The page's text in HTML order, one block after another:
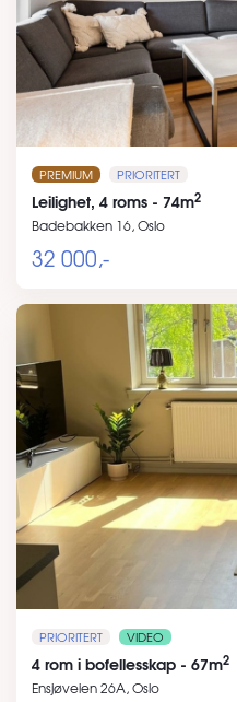
PREMIUM PRIORITERT
Leilighet, 4 roms - 74m2
Badebakken 16, Oslo
32 000,-
PRIORITERT VIDEO
4 rom i bofellesskap - 67m2
Ensjøveien 26A, Oslo